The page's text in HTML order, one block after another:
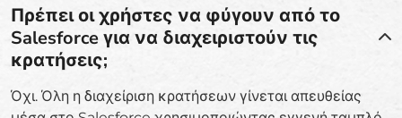
Πρέπει οι χρήστες να φύγουν από το
Salesforce για να διαχειριστούν τις
κρατήσεις;
Όχι. Όλη η διαχείριση κρατήσεων γίνεται απευθείας